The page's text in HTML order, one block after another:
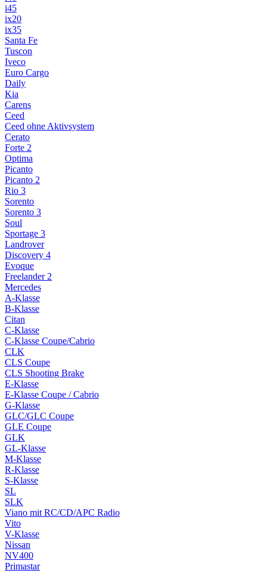
i45
ix20
ix35
Santa Fe
Tuscon
Iveco
Euro Cargo
Daily
Kia
Carens
Ceed
Ceed ohne Aktivsystem
Cerato
Forte 2
Optima
Picanto
Picanto 2
Rio 3
Sorento
Sorento 3
Soul
Sportage 3
Landrover
Discovery 4
Evoque
Freelander 2
Mercedes
A-Klasse
B-Klasse
Citan
C-Klasse
C-Klasse Coupe/Cabrio
CLK
CLS Coupe
CLS Shooting Brake
E-Klasse
E-Klasse Coupe / Cabrio
G-Klasse
GLC/GLC Coupe
GLE Coupe
GLK
GL-Klasse
M-Klasse
R-Klasse
S-Klasse
SL
SLK
Viano mit RC/CD/APC Radio
Vito
V-Klasse
Nissan
NV400
Primastar